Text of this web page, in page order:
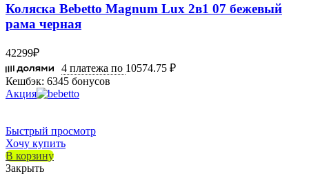
Коляска Bebetto Magnum Lux 2в1 07 бежевый
рама черная
42299₽
4 платежа по 10574.75 ₽
Кешбэк: 6345 бонусов
Акция
Быстрый просмотр
Хочу купить
В корзину
Закрыть